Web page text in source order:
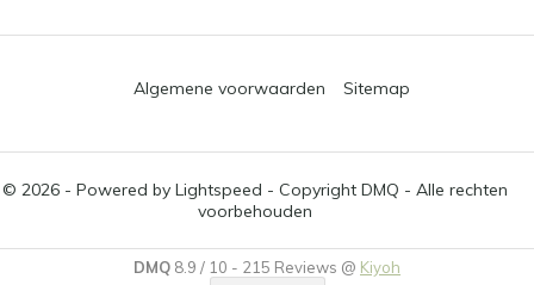
© 2026 - Powered by Lightspeed - Copyright DMQ - Alle rechten
voorbehouden
Algemene voorwaarden Sitemap
DMQ 8.9 / 10 - 215 Reviews @ Kiyoh